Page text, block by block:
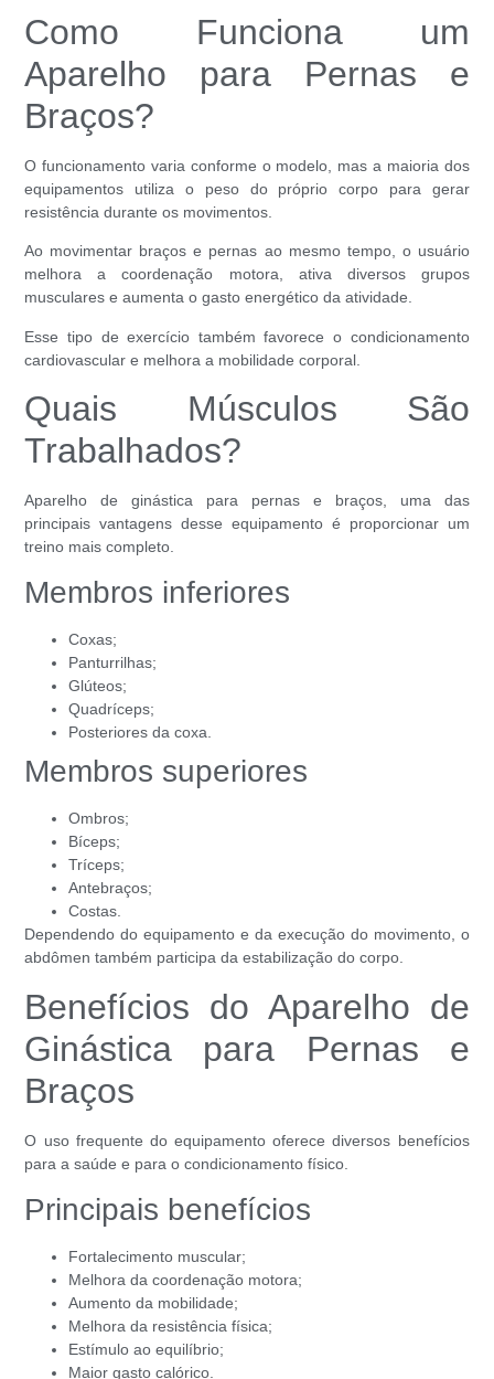
Como Funciona um
Aparelho para Pernas e
Braços?
O funcionamento varia conforme o modelo, mas a maioria dos
equipamentos utiliza o peso do próprio corpo para gerar
resistência durante os movimentos.
Ao movimentar braços e pernas ao mesmo tempo, o usuário
melhora a coordenação motora, ativa diversos grupos
musculares e aumenta o gasto energético da atividade.
Esse tipo de exercício também favorece o condicionamento
cardiovascular e melhora a mobilidade corporal.
Quais Músculos São
Trabalhados?
Aparelho de ginástica para pernas e braços, uma das
principais vantagens desse equipamento é proporcionar um
treino mais completo.
Membros inferiores
Coxas;
Panturrilhas;
Glúteos;
Quadríceps;
Posteriores da coxa.
Membros superiores
Ombros;
Bíceps;
Tríceps;
Antebraços;
Costas.
Dependendo do equipamento e da execução do movimento, o
abdômen também participa da estabilização do corpo.
Benefícios do Aparelho de
Ginástica para Pernas e
Braços
O uso frequente do equipamento oferece diversos benefícios
para a saúde e para o condicionamento físico.
Principais benefícios
Fortalecimento muscular;
Melhora da coordenação motora;
Aumento da mobilidade;
Melhora da resistência física;
Estímulo ao equilíbrio;
Maior gasto calórico.